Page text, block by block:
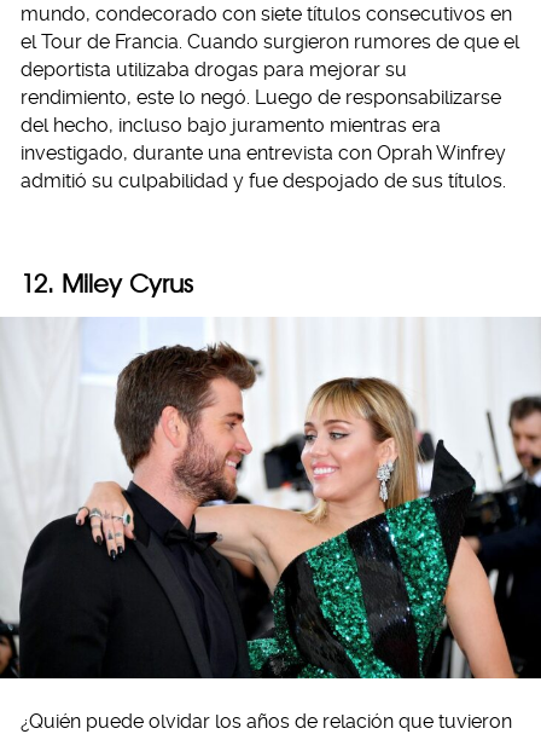
mundo, condecorado con siete títulos consecutivos en
el Tour de Francia. Cuando surgieron rumores de que el
deportista utilizaba drogas para mejorar su
rendimiento, este lo negó. Luego de responsabilizarse
del hecho, incluso bajo juramento mientras era
investigado, durante una entrevista con Oprah Winfrey
admitió su culpabilidad y fue despojado de sus títulos.
12. Miley Cyrus
¿Quién puede olvidar los años de relación que tuvieron